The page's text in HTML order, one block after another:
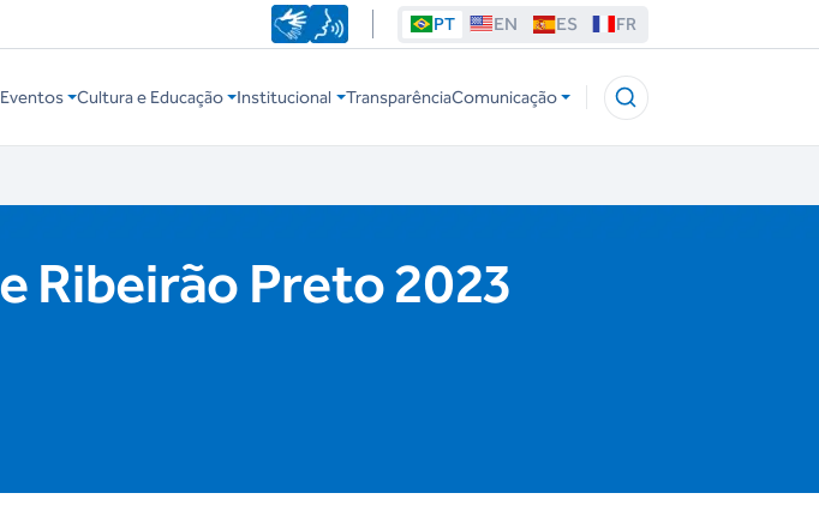
PT EN ES FR
Eventos Cultura e Educação Institucional TransparênciaComunicação
Ribeirão Preto 2023